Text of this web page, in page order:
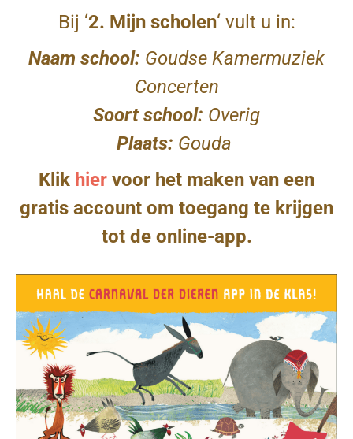
Bij ‘2. Mijn scholen‘ vult u in:
Naam school: Goudse Kamermuziek
Concerten
Soort school: Overig
Plaats: Gouda
Klik hier voor het maken van een
gratis account om toegang te krijgen
tot de online-app.